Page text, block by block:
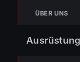
ÜBER UNS
Ausrüstung